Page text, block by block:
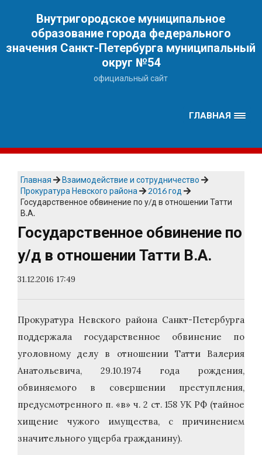
Внутригородское муниципальное
образование города федерального
значения Санкт-Петербурга муниципальный
округ №54
официальный сайт
ГЛАВНАЯ
Главная
Взаимодействие и сотрудничество
Прокуратура Невского района
2016 год
Государственное обвинение по у/д в отношении Татти
В.А.
Государственное обвинение по
у/д в отношении Татти В.А.
31.12.2016 17:49
Прокуратура Невского района Санкт-Петербурга
поддержала государственное обвинение по
уголовному делу в отношении Татти Валерия
Анатольевича, 29.10.1974 года рождения,
обвиняемого в совершении преступления,
предусмотренного п. «в» ч. 2 ст. 158 УК РФ (тайное
хищение чужого имущества, с причинением
значительного ущерба гражданину).